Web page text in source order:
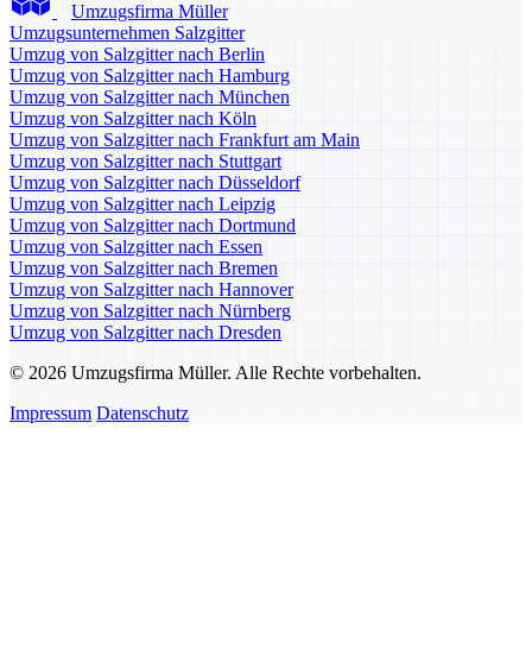
Umzugsfirma Müller
Umzugsunternehmen Salzgitter
Umzug von Salzgitter nach Berlin
Umzug von Salzgitter nach Hamburg
Umzug von Salzgitter nach München
Umzug von Salzgitter nach Köln
Umzug von Salzgitter nach Frankfurt am Main
Umzug von Salzgitter nach Stuttgart
Umzug von Salzgitter nach Düsseldorf
Umzug von Salzgitter nach Leipzig
Umzug von Salzgitter nach Dortmund
Umzug von Salzgitter nach Essen
Umzug von Salzgitter nach Bremen
Umzug von Salzgitter nach Hannover
Umzug von Salzgitter nach Nürnberg
Umzug von Salzgitter nach Dresden
© 2026 Umzugsfirma Müller. Alle Rechte vorbehalten.
Impressum Datenschutz